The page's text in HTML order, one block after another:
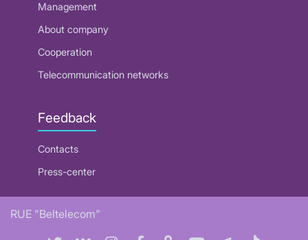
Management
About company
Cooperation
Telecommunication networks
Feedback
Contacts
Press-center
RUE "Beltelecom"